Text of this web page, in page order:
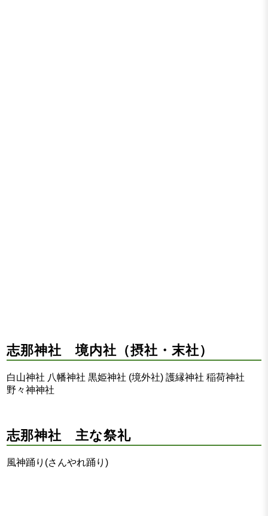
志那神社 境内社（摂社・末社）
白山神社 八幡神社 黒姫神社 (境外社) 護縁神社 稲荷神社
野々神神社
志那神社 主な祭礼
風神踊り(さんやれ踊り)